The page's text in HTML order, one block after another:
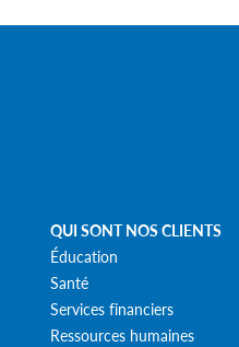
QUI SONT NOS CLIENTS
Éducation
Santé
Services financiers
Ressources humaines